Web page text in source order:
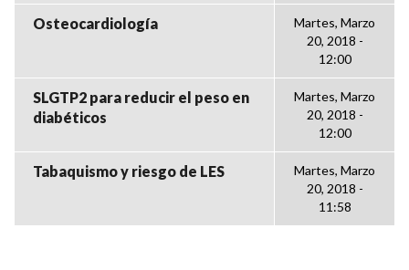
Osteocardiología
Martes, Marzo
20, 2018 -
12:00
SLGTP2 para reducir el peso en
diabéticos
Martes, Marzo
20, 2018 -
12:00
Tabaquismo y riesgo de LES
Martes, Marzo
20, 2018 -
11:58